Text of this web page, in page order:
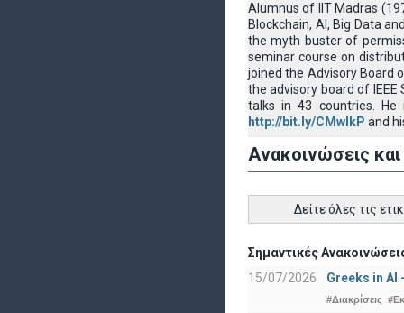
Alumnus of IIT Madras
Blockchain, AI, Big Data
the myth buster of
seminar course on
joined the Advisory Board
the advisory board of
talks in 43 countries.
http://bit.ly/CMwIkP and
Ανακοινώσεις
Δείτε όλες τις
Σημαντικές
15/07/2026
Greeks in AI
#Διακρίσεις